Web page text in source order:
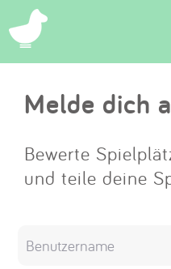
Melde dich
Bewerte
und teile deine